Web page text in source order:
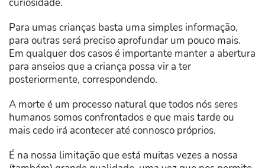
Para umas crianças basta uma simples informação,
para outras será preciso aprofundar um pouco mais.
Em qualquer dos casos é importante manter a abertura
para anseios que a criança possa vir a ter
posteriormente, correspondendo.
A morte é um processo natural que todos nós seres
humanos somos confrontados e que mais tarde ou
mais cedo irá acontecer até connosco próprios.
É na nossa limitação que está muitas vezes a nossa